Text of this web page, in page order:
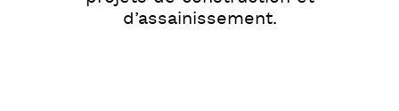
d’assainissement.